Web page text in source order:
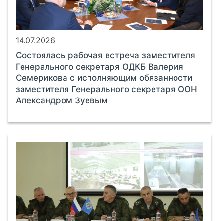
14.07.2026
Состоялась рабочая встреча заместителя
Генерального секретаря ОДКБ Валерия
Семерикова с исполняющим обязанности
заместителя Генерального секретаря ООН
Александром Зуевым